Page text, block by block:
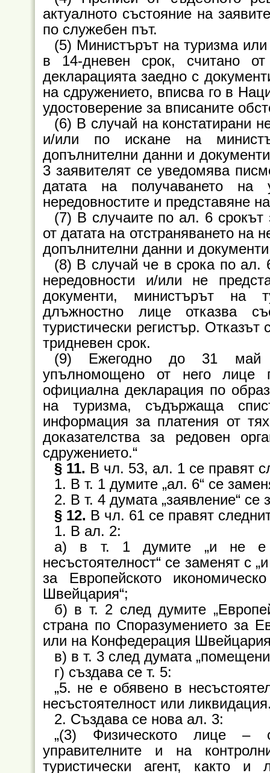
актуалното състояние на
по служебен път.
(5) Министърът на туризма
в 14-дневен срок, считано
декларацията заедно с
на сдружението, вписва го в
удостоверение за вписаните
(6) В случай на констатирани
и/или по искане на
допълнителни данни и
3 заявителят се уведомява
датата на получаването на
нередовностите и представяне
(7) В случаите по ал. 6 срокът
от датата на отстраняването на
допълнителни данни и
(8) В случай че в срока по ал.
нередовности и/или не
документи, министърът на
длъжностно лице отказва
туристически регистър.
тридневен срок.
(9) Ежегодно до 31 май
упълномощено от него лице
официална декларация по
на туризма, съдържаща
информация за платения от
доказателства за редовен
сдружението.“
§ 11. В чл. 53, ал. 1 се правят
1. В т. 1 думите „ал. 6“ се
2. В т. 4 думата „заявление“ се
§ 12. В чл. 61 се правят
1. В ал. 2:
а) в т. 1 думите „и не е
несъстоятелност“ се заменят с
за Европейското
Швейцария“;
б) в т. 2 след думите
страна по Споразумението за
или на Конфедерация
в) в т. 3 след думата
г) създава се т. 5:
„5. не е обявено в
несъстоятелност или
2. Създава се нова ал. 3:
„(3) Физическото лице –
управителните и на
туристически агент, както